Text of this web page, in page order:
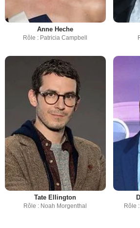
Anne Heche
Rôle : Patricia Campbell
Tate Ellington
Rôle : Noah Morgenthal Rôle